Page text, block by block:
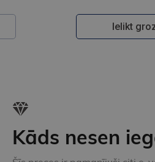
Ielikt
Kāds nesen